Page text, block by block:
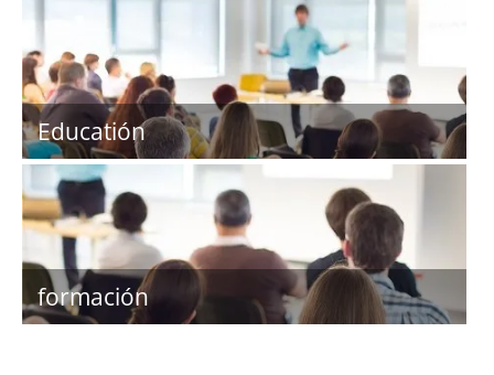
Educatión
formación